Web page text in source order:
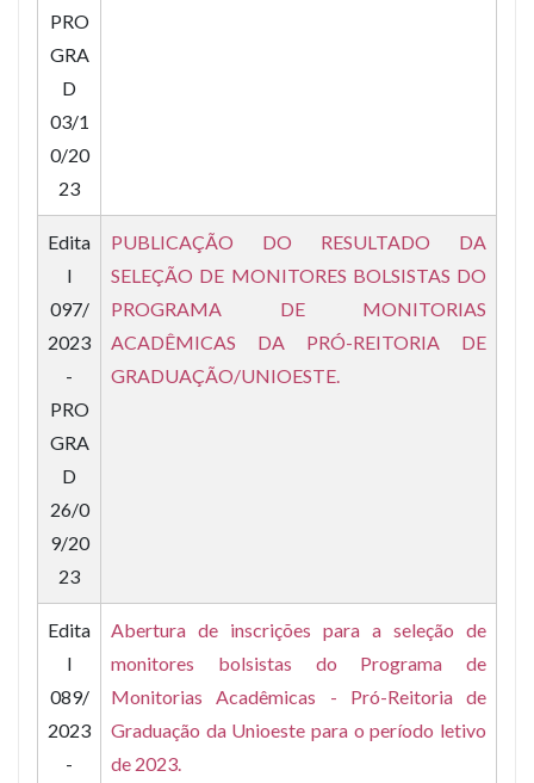
PRO
GRA
D
03/1
0/20
23
Edita
l
097/
2023
-
PRO
GRA
D
26/0
9/20
23
PUBLICAÇÃO DO RESULTADO DA
SELEÇÃO DE MONITORES BOLSISTAS DO
PROGRAMA DE MONITORIAS
ACADÊMICAS DA PRÓ-REITORIA DE
GRADUAÇÃO/UNIOESTE.
Edita
l
089/
2023
-
Abertura de inscrições para a seleção de
monitores bolsistas do Programa de
Monitorias Acadêmicas - Pró-Reitoria de
Graduação da Unioeste para o período letivo
de 2023.